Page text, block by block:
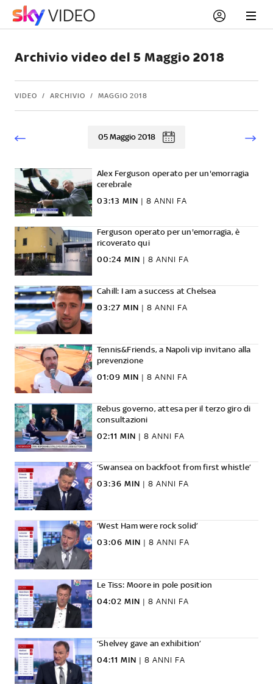
Archivio video del 5 Maggio 2018
VIDEO ARCHIVIO MAGGIO 2018
05 Maggio 2018
Alex Ferguson operato per un'emorragia
cerebrale
03:13 MIN | 8 ANNI FA
Ferguson operato per un'emorragia, è
ricoverato qui
00:24 MIN | 8 ANNI FA
Cahill: I am a success at Chelsea
03:27 MIN | 8 ANNI FA
Tennis&Friends, a Napoli vip invitano alla
prevenzione
01:09 MIN | 8 ANNI FA
Rebus governo, attesa per il terzo giro di
consultazioni
02:11 MIN | 8 ANNI FA
‘Swansea on backfoot from first whistle’
03:36 MIN | 8 ANNI FA
‘West Ham were rock solid’
03:06 MIN | 8 ANNI FA
Le Tiss: Moore in pole position
04:02 MIN | 8 ANNI FA
‘Shelvey gave an exhibition’
04:11 MIN | 8 ANNI FA